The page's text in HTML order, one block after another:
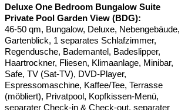
Deluxe One Bedroom Bungalow Suite
Private Pool Garden View (BDG):
46-50 qm, Bungalow, Deluxe, Nebengebäude,
Gartenblick, 1 separates Schlafzimmer,
Regendusche, Bademantel, Badeslipper,
Haartrockner, Fliesen, Klimaanlage, Minibar,
Safe, TV (Sat-TV), DVD-Player,
Espressomaschine, Kaffee/Tee, Terrasse
(möbliert), Privatpool, Kopfkissen-Menü,
separater Check-in & Check-out, separater